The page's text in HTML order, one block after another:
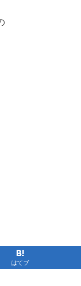
はてブ